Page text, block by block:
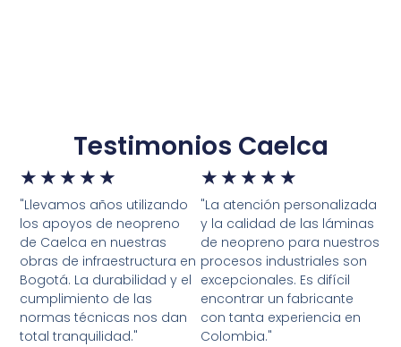
Testimonios Caelca
★ ★ ★ ★ ★
"Llevamos años utilizando
los apoyos de neopreno
de Caelca en nuestras
obras de infraestructura en
Bogotá. La durabilidad y el
cumplimiento de las
normas técnicas nos dan
total tranquilidad."
★ ★ ★ ★ ★
"La atención personalizada
y la calidad de las láminas
de neopreno para nuestros
procesos industriales son
excepcionales. Es difícil
encontrar un fabricante
con tanta experiencia en
Colombia."